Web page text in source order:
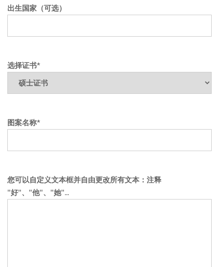
出生国家（可选）
选择证书*
图案名称*
您可以自定义文本框并自由更改所有文本：注释
"好"、"他"、"她"...